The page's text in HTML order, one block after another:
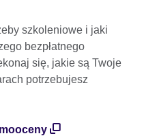
szkoleniowe i jaki
bezpłatnego
się, jakie są Twoje
potrzebujesz